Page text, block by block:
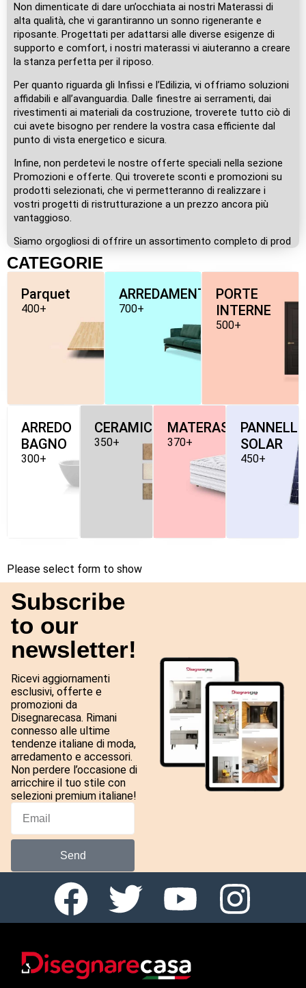
Non dimenticate di dare un’occhiata ai nostri Materassi di
alta qualità, che vi garantiranno un sonno rigenerante e
riposante. Progettati per adattarsi alle diverse esigenze di
supporto e comfort, i nostri materassi vi aiuteranno a creare
la stanza perfetta per il riposo.
Per quanto riguarda gli Infissi e l’Edilizia, vi offriamo soluzioni
affidabili e all’avanguardia. Dalle finestre ai serramenti, dai
rivestimenti ai materiali da costruzione, troverete tutto ciò di
cui avete bisogno per rendere la vostra casa efficiente dal
punto di vista energetico e sicura.
Infine, non perdetevi le nostre offerte speciali nella sezione
Promozioni e offerte. Qui troverete sconti e promozioni su
prodotti selezionati, che vi permetteranno di realizzare i
vostri progetti di ristrutturazione a un prezzo ancora più
vantaggioso.
Siamo orgogliosi di offrire un assortimento completo di prod
CATEGORIE
Parquet
400+
ARREDAMENTO
700+
PORTE
INTERNE
500+
ARREDO
BAGNO
300+
CERAMICHE
350+
MATERASSI
370+
PANNELLI-
SOLAR
450+
Please select form to show
Subscribe
to our
newsletter!
Ricevi aggiornamenti
esclusivi, offerte e
promozioni da
Disegnarecasa. Rimani
connesso alle ultime
tendenze italiane di moda,
arredamento e accessori.
Non perdere l’occasione di
arricchire il tuo stile con
selezioni premium italiane!
Send